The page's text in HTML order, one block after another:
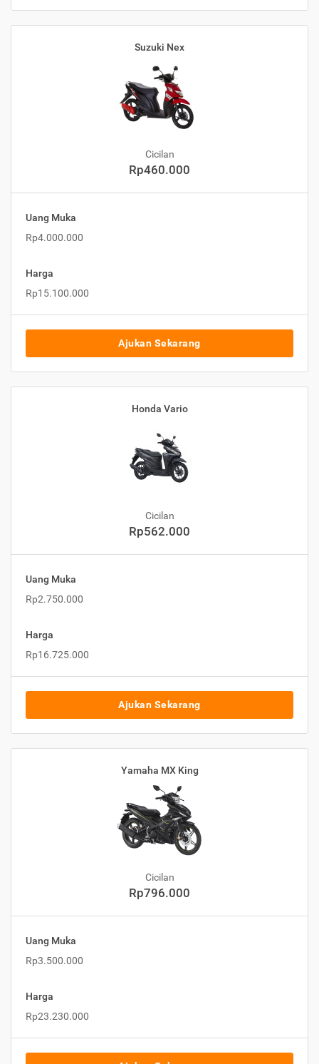
Suzuki Nex
Cicilan
Rp460.000
Uang Muka
Rp4.000.000
Harga
Rp15.100.000
Ajukan Sekarang
Honda Vario
Cicilan
Rp562.000
Uang Muka
Rp2.750.000
Harga
Rp16.725.000
Ajukan Sekarang
Yamaha MX King
Cicilan
Rp796.000
Uang Muka
Rp3.500.000
Harga
Rp23.230.000